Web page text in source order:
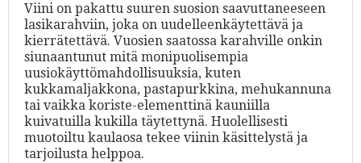
Viini on pakattu suuren suosion saavuttaneeseen
lasikarahviin, joka on uudelleenkäytettävä ja
kierrätettävä. Vuosien saatossa karahville onkin
siunaantunut mitä monipuolisempia
uusiokäyttömahdollisuuksia, kuten
kukkamaljakkona, pastapurkkina, mehukannuna
tai vaikka koriste-elementtinä kauniilla
kuivatuilla kukilla täytettynä. Huolellisesti
muotoiltu kaulaosa tekee viinin käsittelystä ja
tarjoilusta helppoa.